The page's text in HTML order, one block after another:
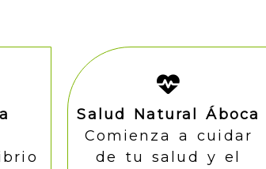
Salud Natural Áboca
Comienza a cuidar
de tu salud y el